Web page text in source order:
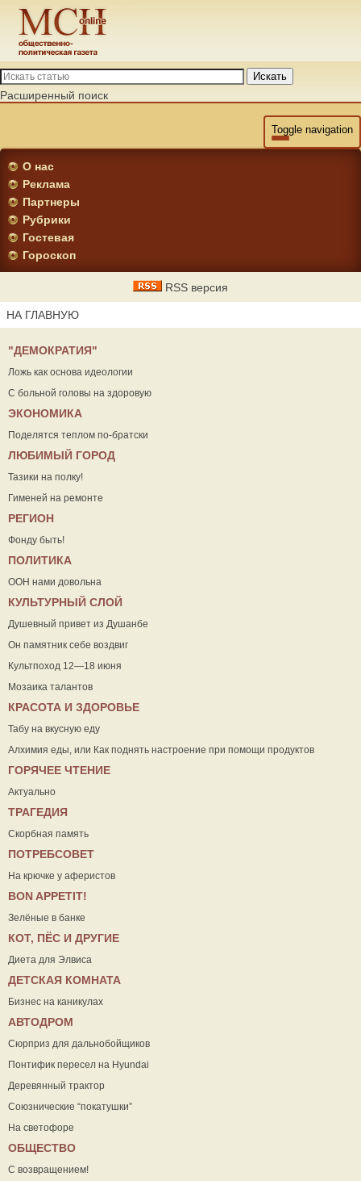
Искать
Расширенный поиск
Toggle navigation
О нас
Реклама
Партнеры
Рубрики
Гостевая
Гороскоп
RSS версия
НА ГЛАВНУЮ
"ДЕМОКРАТИЯ"
Ложь как основа идеологии
С больной головы на здоровую
ЭКОНОМИКА
Поделятся теплом по-братски
ЛЮБИМЫЙ ГОРОД
Тазики на полку!
Гименей на ремонте
РЕГИОН
Фонду быть!
ПОЛИТИКА
ООН нами довольна
КУЛЬТУРНЫЙ СЛОЙ
Душевный привет из Душанбе
Он памятник себе воздвиг
Культпоход 12—18 июня
Мозаика талантов
КРАСОТА И ЗДОРОВЬЕ
Табу на вкусную еду
Алхимия еды, или Как поднять настроение при помощи продуктов
ГОРЯЧЕЕ ЧТЕНИЕ
Актуально
ТРАГЕДИЯ
Скорбная память
ПОТРЕБСОВЕТ
На крючке у аферистов
ВON APPETIT!
Зелёные в банке
КОТ, ПЁС И ДРУГИЕ
Диета для Элвиса
ДЕТСКАЯ КОМНАТА
Бизнес на каникулах
АВТОДРОМ
Сюрприз для дальнобойщиков
Понтифик пересел на Hyundai
Деревянный трактор
Союзнические “покатушки”
На светофоре
ОБЩЕСТВО
С возвращением!